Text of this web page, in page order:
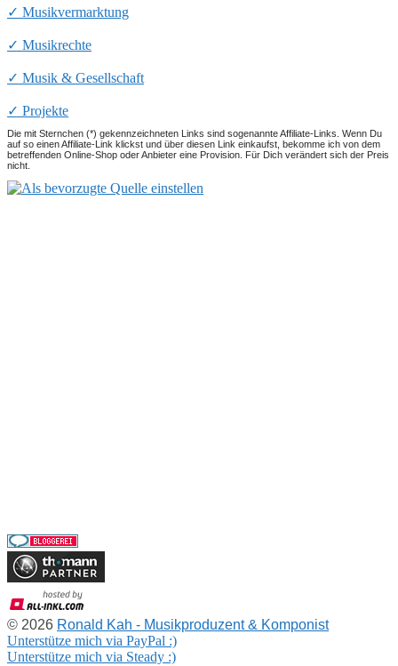
✓ Musikvermarktung
✓ Musikrechte
✓ Musik & Gesellschaft
✓ Projekte
Die mit Sternchen (*) gekennzeichneten Links sind sogenannte Affiliate-Links. Wenn Du
auf so einen Affiliate-Link klickst und über diesen Link einkaufst, bekomme ich von dem
betreffenden Online-Shop oder Anbieter eine Provision. Für Dich verändert sich der Preis
nicht.
© 2026 Ronald Kah - Musikproduzent & Komponist
Unterstütze mich via PayPal :)
Unterstütze mich via Steady :)